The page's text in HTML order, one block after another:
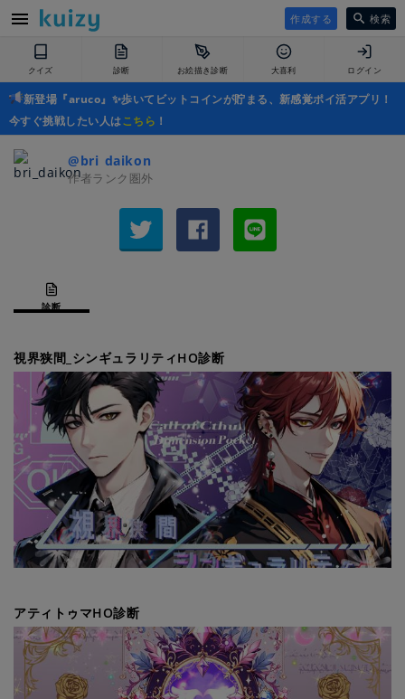
作成する 検索
クイズ 診断 お絵描き診断 大喜利 ログイン
新登場『aruco』✨歩いてビットコインが貯まる、新感覚ポイ活アプリ！
今すぐ挑戦したい人はこちら ！
@bri_daikon
作者ランク圏外
診断
視界狭間_シンギュラリティHO診断
アティトゥマHO診断